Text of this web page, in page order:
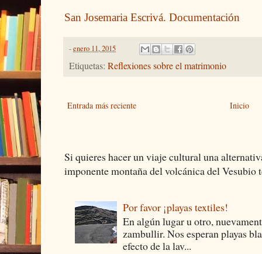
San Josemaria Escrivá. Documentación
-enero 11, 2015
Etiquetas: Reflexiones sobre el matrimonio
Entrada más reciente Inicio
Si quieres hacer un viaje cultural una
imponente montaña del volcánica del Vesubio
Por favor ¡playas textiles!
En algún lugar u otro,
zambullir. Nos esperan playas
efecto de la lav...